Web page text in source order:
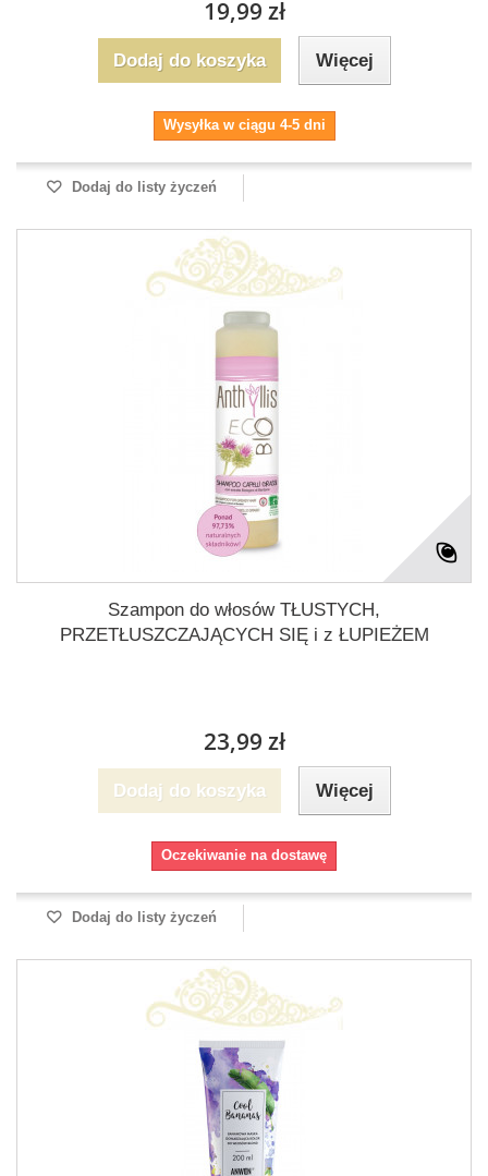
19,99 zł
Dodaj do koszyka Więcej
Wysyłka w ciągu 4-5 dni
Dodaj do listy życzeń
Szampon do włosów TŁUSTYCH,
PRZETŁUSZCZAJĄCYCH SIĘ i z ŁUPIEŻEM
23,99 zł
Dodaj do koszyka Więcej
Oczekiwanie na dostawę
Dodaj do listy życzeń